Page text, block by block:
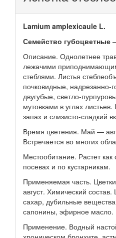
Lamium amplexicaule L.
Семейство губоцветные
Описание. Однолетнее
лежачими
стеблями. Листья
почковидные, надрезанно-
двугубые, светло-
мутовками в углах
запах и слизисто-сладкий
Время цветения. Май —
Встречается во многих
Местообитание. Растет
посевах и по кустарникам.
Применяемая часть.
август. Химический
сахар, дубильные
сапонины, эфирное масло.
Применение. Водный